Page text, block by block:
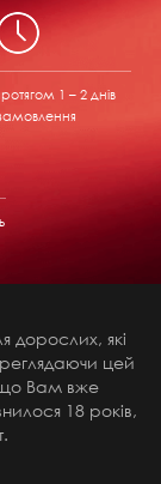
1 – 2 днів
дорослих, які
цей
Вам вже
18 років,